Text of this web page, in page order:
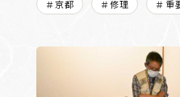
＃京都 ＃修理 ＃重